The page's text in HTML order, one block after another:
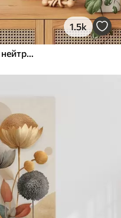
1.5k
Рельєфні кола та гілка в теплих нейтральних тонах